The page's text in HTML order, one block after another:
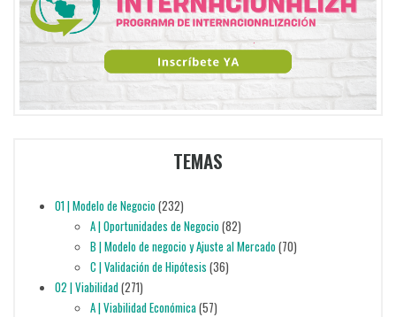
TEMAS
01 | Modelo de Negocio(232)
A | Oportunidades de Negocio(82)
B | Modelo de negocio y Ajuste al Mercado(70)
C | Validación de Hipótesis (36)
02 | Viabilidad(271)
A | Viabilidad Económica(57)